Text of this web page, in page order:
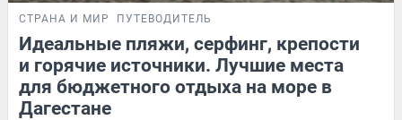
СТРАНА И МИР ПУТЕВОДИТЕЛЬ
Идеальные пляжи, серфинг, крепости
и горячие источники. Лучшие места
для бюджетного отдыха на море в
Дагестане